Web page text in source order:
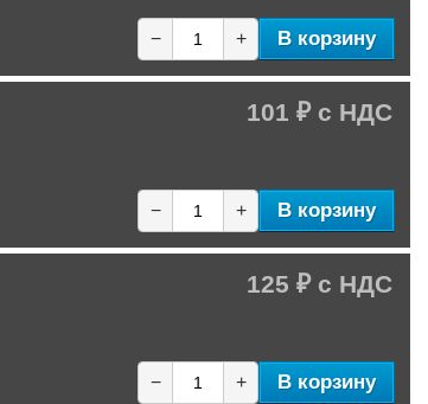
− + В корзину
101 ₽
− + В корзину
125 ₽
− + В корзину